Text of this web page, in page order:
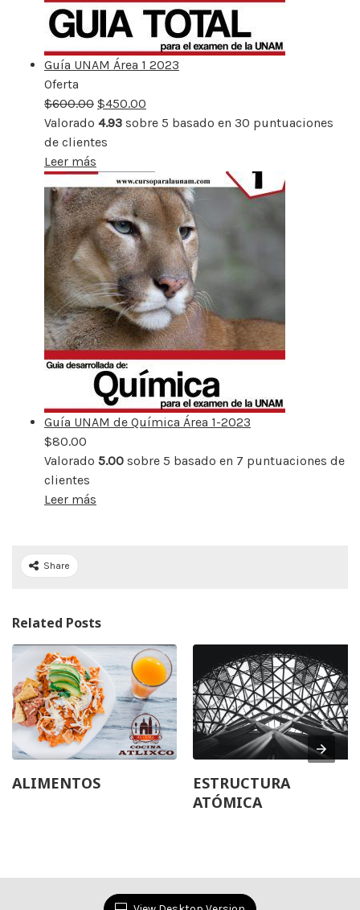
Guía UNAM Área 1 2023
Oferta
rebajado
$600.00 $450.00
Valorado 4.93 sobre 5 basado en 30 puntuaciones
de clientes
Leer más
Guía UNAM de Química Área 1-2023
$80.00
Valorado 5.00 sobre 5 basado en 7 puntuaciones de
clientes
Leer más
Share
Related Posts
ALIMENTOS
ESTRUCTURA
ATÓMICA